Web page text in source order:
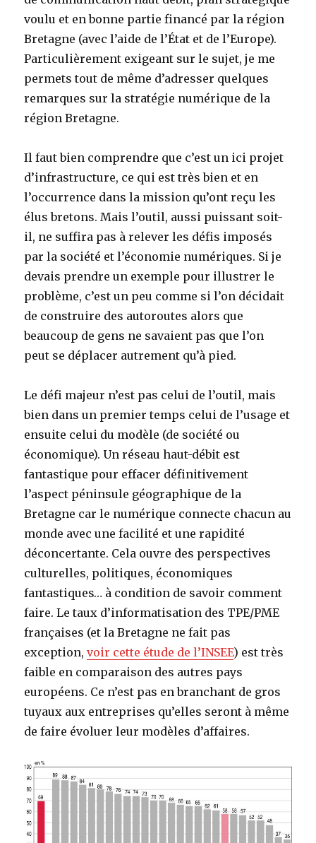
voulu et en bonne partie financé par la région
Bretagne (avec l’aide de l’État et de l’Europe).
Particulièrement exigeant sur le sujet, je me
permets tout de même d’adresser quelques
remarques sur la stratégie numérique de la
région Bretagne.
Il faut bien comprendre que c’est un ici projet
d’infrastructure, ce qui est très bien et en
l’occurrence dans la mission qu’ont reçu les
élus bretons. Mais l’outil, aussi puissant soit-
il, ne suffira pas à relever les défis imposés
par la société et l’économie numériques. Si je
devais prendre un exemple pour illustrer le
problème, c’est un peu comme si l’on décidait
de construire des autoroutes alors que
beaucoup de gens ne savaient pas que l’on
peut se déplacer autrement qu’à pied.
Le défi majeur n’est pas celui de l’outil, mais
bien dans un premier temps celui de l’usage et
ensuite celui du modèle (de société ou
économique). Un réseau haut-débit est
fantastique pour effacer définitivement
l’aspect péninsule géographique de la
Bretagne car le numérique connecte chacun au
monde avec une facilité et une rapidité
déconcertante. Cela ouvre des perspectives
culturelles, politiques, économiques
fantastiques… à condition de savoir comment
faire. Le taux d’informatisation des TPE/PME
françaises (et la Bretagne ne fait pas
exception,voir cette étude de l’INSEE) est très
faible en comparaison des autres pays
européens. Ce n’est pas en branchant de gros
tuyaux aux entreprises qu’elles seront à même
de faire évoluer leur modèles d’affaires.